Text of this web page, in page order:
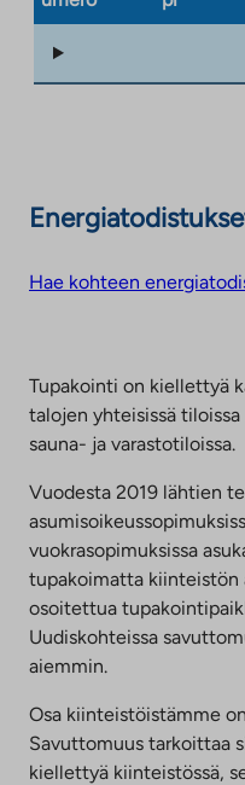
Hae kohteen
Tupakointi on kiellettyä
talojen yhteisissä
sauna- ja varastotiloissa.
Vuodesta 2019 lähtien
vuokrasopimuksissa
tupakoimatta kiinteistön
osoitettua
Uudiskohteissa
aiemmin.
Osa kiinteistöistämme
Savuttomuus tarkoittaa
kiellettyä kiinteistössä,